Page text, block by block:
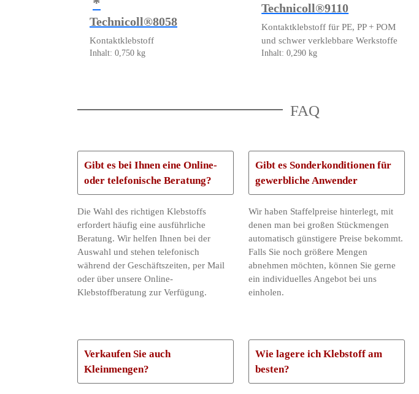
Technicoll®8058
Kontaktklebstoff
Inhalt: 0,750 kg
Technicoll®9110
Kontaktklebstoff für PE, PP + POM
und schwer verklebbare Werkstoffe
Inhalt: 0,290kg
FAQ
Gibt es bei Ihnen eine Online-
oder telefonische Beratung?
Die Wahl des richtigen Klebstoffs
erfordert häufig eine ausführliche
Beratung. Wir helfen Ihnen bei der
Auswahl und stehen telefonisch
während der Geschäftszeiten, per Mail
oder über unsere Online-
Klebstoffberatung zur Verfügung.
Gibt es Sonderkonditionen für
gewerbliche Anwender
Wir haben Staffelpreise hinterlegt, mit
denen man bei großen Stückmengen
automatisch günstigere Preise bekommt.
Falls Sie noch größere Mengen
abnehmen möchten, können Sie gerne
ein individuelles Angebot bei uns
einholen.
Verkaufen Sie auch
Kleinmengen?
Wie lagere ich Klebstoff am
besten?